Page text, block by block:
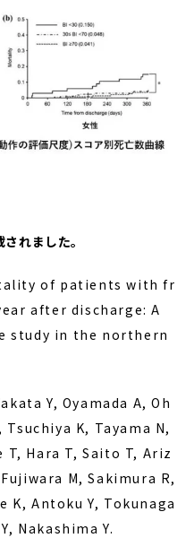
れました。
of patients with fr
after discharge: A
study in the northern
Y, Oyamada A, Oh
K, Tayama N,
T, Hara T, Saito T, Ariz
M, Sakimura R,
K, Antoku Y, Tokunaga
Nakashima Y.